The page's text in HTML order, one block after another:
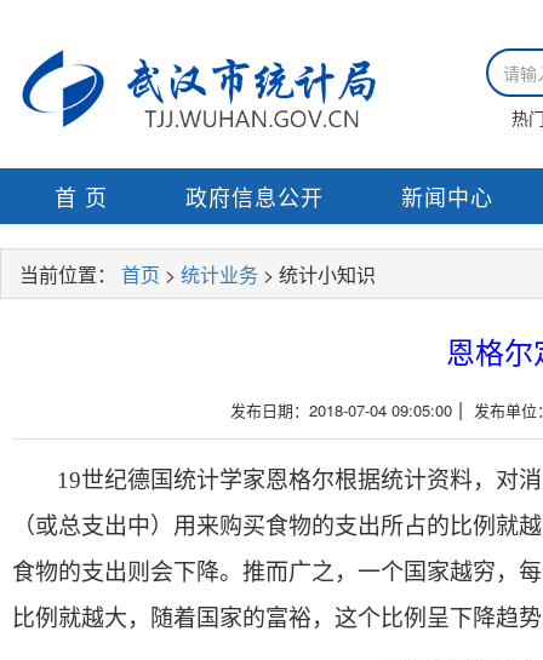
热
首 页 政府信息公开 新闻中心
当前位置： 首页 > 统计业务 > 统计小知识
恩格
发布日期：2018-07-04 09:05:00 | 发布单位
19世纪德国统计学家恩格尔根据统计资料，对
（或总支出中）用来购买食物的支出所占的比例就
食物的支出则会下降。推而广之，一个国家越穷，
比例就越大，随着国家的富裕，这个比例呈下降趋